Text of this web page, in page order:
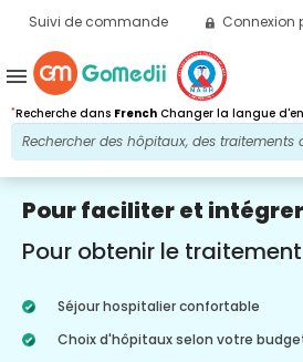
Suivi de commande Connexion
*Recherche dans French Changer la langue
menu
Pour faciliter et
Pour obtenir le traitement
Séjour hospitalier confortable
Choix d'hôpitaux selon votre